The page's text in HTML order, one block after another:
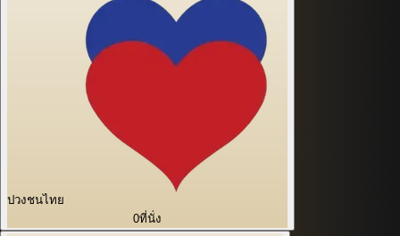
ปวงชนไทย
0ที่นั่ง